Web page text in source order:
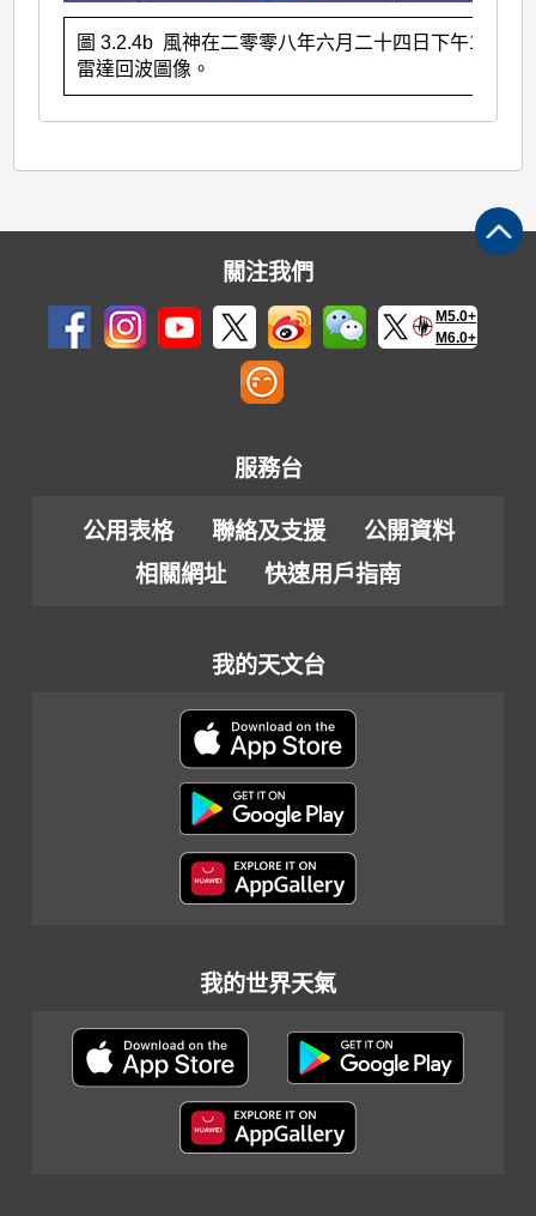
圖 3.2.4b 風神在二零零八年六月二十四日下午10時的
雷達回波圖像。
關注我們
M5.0+
M6.0+
服務台
公用表格 聯絡及支援
公開資料
相關網址
快速用戶指南
我的天文台
我的世界天氣